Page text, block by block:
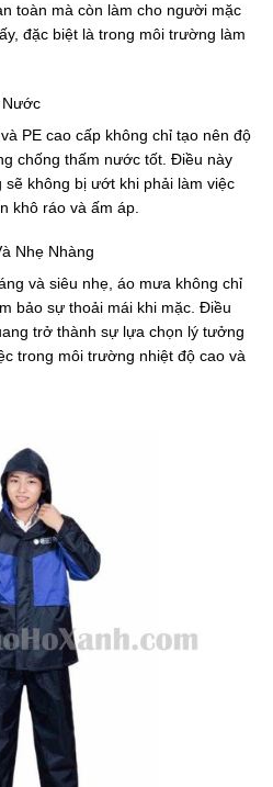
toàn mà còn làm cho người mặc
đặc biệt là trong môi trường làm
Nước
PE cao cấp không chỉ tạo nên độ
chống thấm nước tốt. Điều này
không bị ướt khi phải làm việc
khô ráo và ấm áp.
Nhẹ Nhàng
và siêu nhẹ, áo mưa không chỉ
bảo sự thoải mái khi mặc. Điều
trở thành sự lựa chọn lý tưởng
trong môi trường nhiệt độ cao và